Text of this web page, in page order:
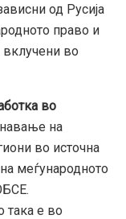
од Русија
право и
вклучени во
во
на
во источна
меѓународното
така е во